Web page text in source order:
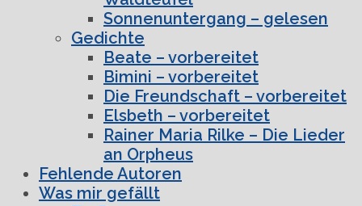
Sonnenuntergang – gelesen
Gedichte
Beate – vorbereitet
Bimini – vorbereitet
Die Freundschaft – vorbereitet
Elsbeth – vorbereitet
Rainer Maria Rilke – Die Lieder
an Orpheus
Fehlende Autoren
Was mir gefällt